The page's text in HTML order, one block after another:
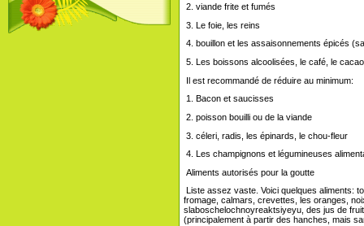
2. viande frite et fumés
3. Le foie, les reins
4. bouillon et les assaisonnements épicés
5. Les boissons alcoolisées, le café, le
Il est recommandé de réduire au minimum:
1. Bacon et saucisses
2. poisson bouilli ou de la viande
3. céleri, radis, les épinards, le chou-fleur
4. Les champignons et légumineuses
Aliments autorisés pour la goutte
Liste assez vaste. Voici quelques aliments:
fromage, calmars, crevettes, les oranges,
slaboschelochnoyreaktsiyeyu, des jus de
(principalement à partir des hanches, mais